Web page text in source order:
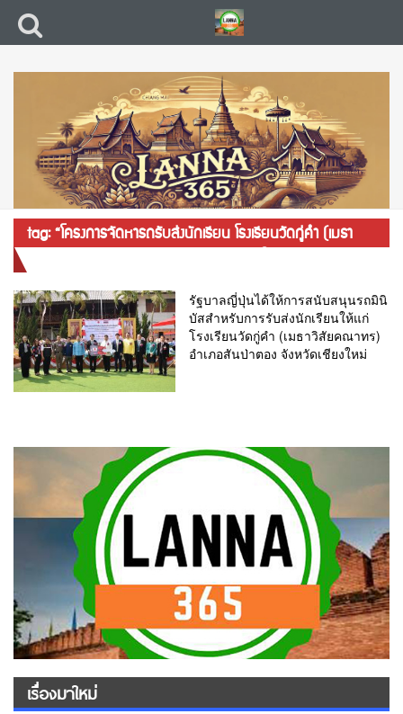
tag: “โครงการจัดหารถรับส่งนักเรียน โรงเรียนวัดกู่คำ (เมธา
รัฐบาลญี่ปุ่นได้ให้การสนับสนุนรถมินิ
บัสสำหรับการรับส่งนักเรียนให้แก่
โรงเรียนวัดกู่คำ (เมธาวิสัยคณาทร)
อำเภอสันป่าตอง จังหวัดเชียงใหม่
เรื่องมาใหม่